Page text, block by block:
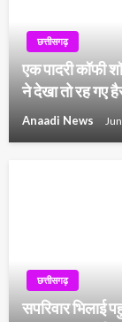
छत्तीसगढ़
एक पादरी कॉफी
ने देखा तो रह गए
Anaadi News
छत्तीसगढ़
सपरिवार भिलाई